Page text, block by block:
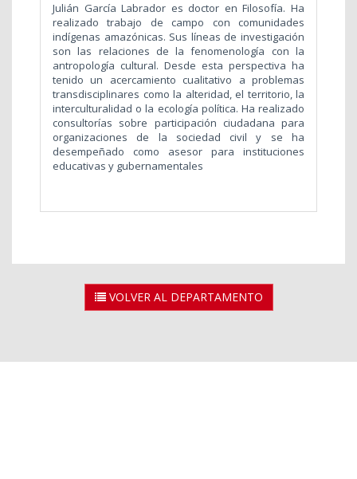
Julián García Labrador es doctor en Filosofía. Ha
realizado trabajo de campo con comunidades
indígenas amazónicas. Sus líneas de investigación
son las relaciones de la fenomenología con la
antropología cultural. Desde esta perspectiva ha
tenido un acercamiento cualitativo a problemas
transdisciplinares como la alteridad, el territorio, la
interculturalidad o la ecología política. Ha realizado
consultorías sobre participación ciudadana para
organizaciones de la sociedad civil y se ha
desempeñado como asesor para instituciones
educativas y gubernamentales
VOLVER AL DEPARTAMENTO